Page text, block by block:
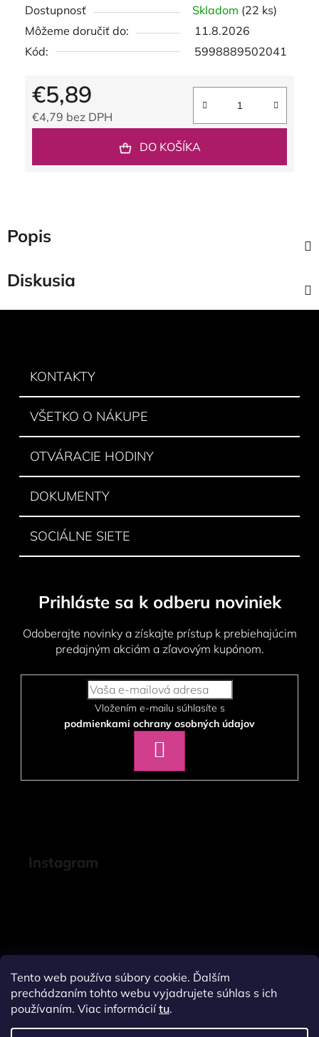
Tento web používa súbory cookie. Ďalším
prechádzaním tohto webu vyjadrujete súhlas s ich
používaním. Viac informáciítu.
Dostupnosť Skladom (22 ks)
Môžeme doručiť do:
11.8.2026
Kód:
5998889502041
€5,89
€4,79 bez DPH
DO KOŠÍKA
Popis
Diskusia
KONTAKTY
VŠETKO O NÁKUPE
OTVÁRACIE HODINY
DOKUMENTY
SOCIÁLNE SIETE
Prihláste sa k odberu noviniek
Odoberajte novinky a získajte prístup k prebiehajúcim
predajným akciám a zľavovým kupónom.
podmienkami ochrany osobných údajov
SA
Instagram